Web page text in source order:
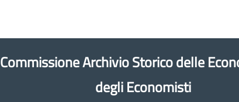
Commissione Archivio Storico delle
degli Economisti